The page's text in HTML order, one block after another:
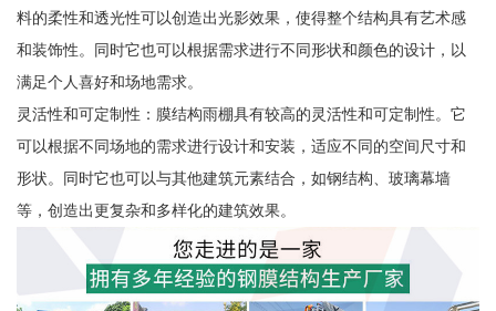
料的柔性和透光性可以创造出光影效果，使得整个结构具有艺术感
和装饰性。同时它也可以根据需求进行不同形状和颜色的设计，以
满足个人喜好和场地需求。
灵活性和可定制性：膜结构雨棚具有较高的灵活性和可定制性。它
可以根据不同场地的需求进行设计和安装，适应不同的空间尺寸和
形状。同时它也可以与其他建筑元素结合，如钢结构、玻璃幕墙
等，创造出更复杂和多样化的建筑效果。